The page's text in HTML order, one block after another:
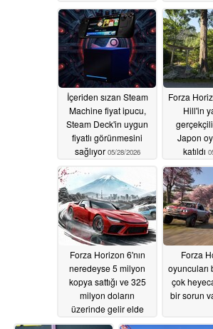
İçeriden sızan Steam
Machine fiyat ipucu,
Steam Deck'in uygun
fiyatlı görünmesini
sağlıyor 05/28/2026
Forza
Hill'in
Japon
katıldı
Forza Horizon 6'nın
neredeyse 5 milyon
kopya sattığı ve 325
milyon doların
üzerinde gelir elde
ettiği bildirildi
05/22/2026
Forza
oyuncuları
çok
bir sorun